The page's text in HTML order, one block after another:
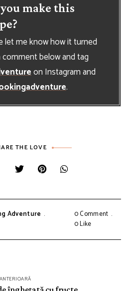
make this
let me know how it turned
below and tag
on Instagram and
.
THE LOVE
Adventure
0 Comment
0Like